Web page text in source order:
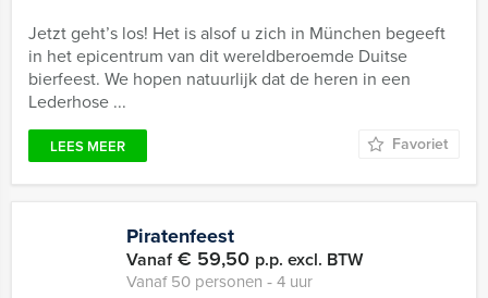
Jetzt geht’s los! Het is alsof u zich in München begeeft
in het epicentrum van dit wereldberoemde Duitse
bierfeest. We hopen natuurlijk dat de heren in een
Lederhose ...
LEES MEER Favoriet
Piratenfeest
Vanaf€ 59,50 p.p. excl. BTW
Vanaf 50 personen ‐ 4 uur